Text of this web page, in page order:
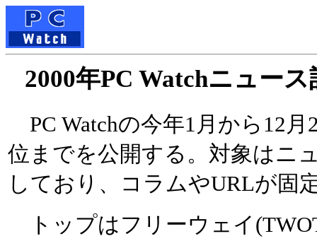
2000年PC Watchニュー
PC Watchの今年1月から12
位までを公開する。対象はニ
しており、コラムやURLが固
トップはフリーウェイ